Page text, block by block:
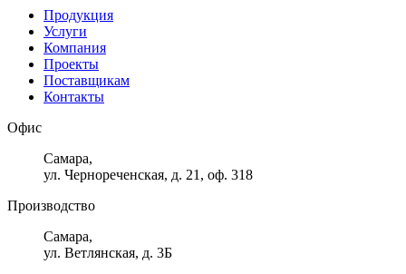
Продукция
Услуги
Компания
Проекты
Поставщикам
Контакты
Офис
Самара,
ул. Чернореченская, д. 21, оф. 318
Производство
Самара,
ул. Ветлянская, д. 3Б